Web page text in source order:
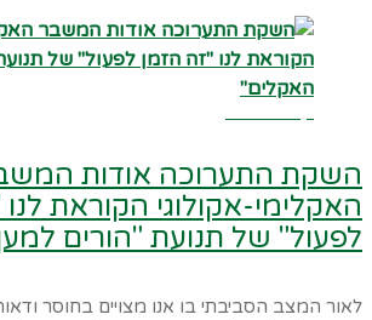
השקת התערוכה אודות
האקלימי-אקולוגי הקוראת
לפעול" של תנועת "הורים
לאור המצב הסביבתי בו אנו מצויים בחוסר